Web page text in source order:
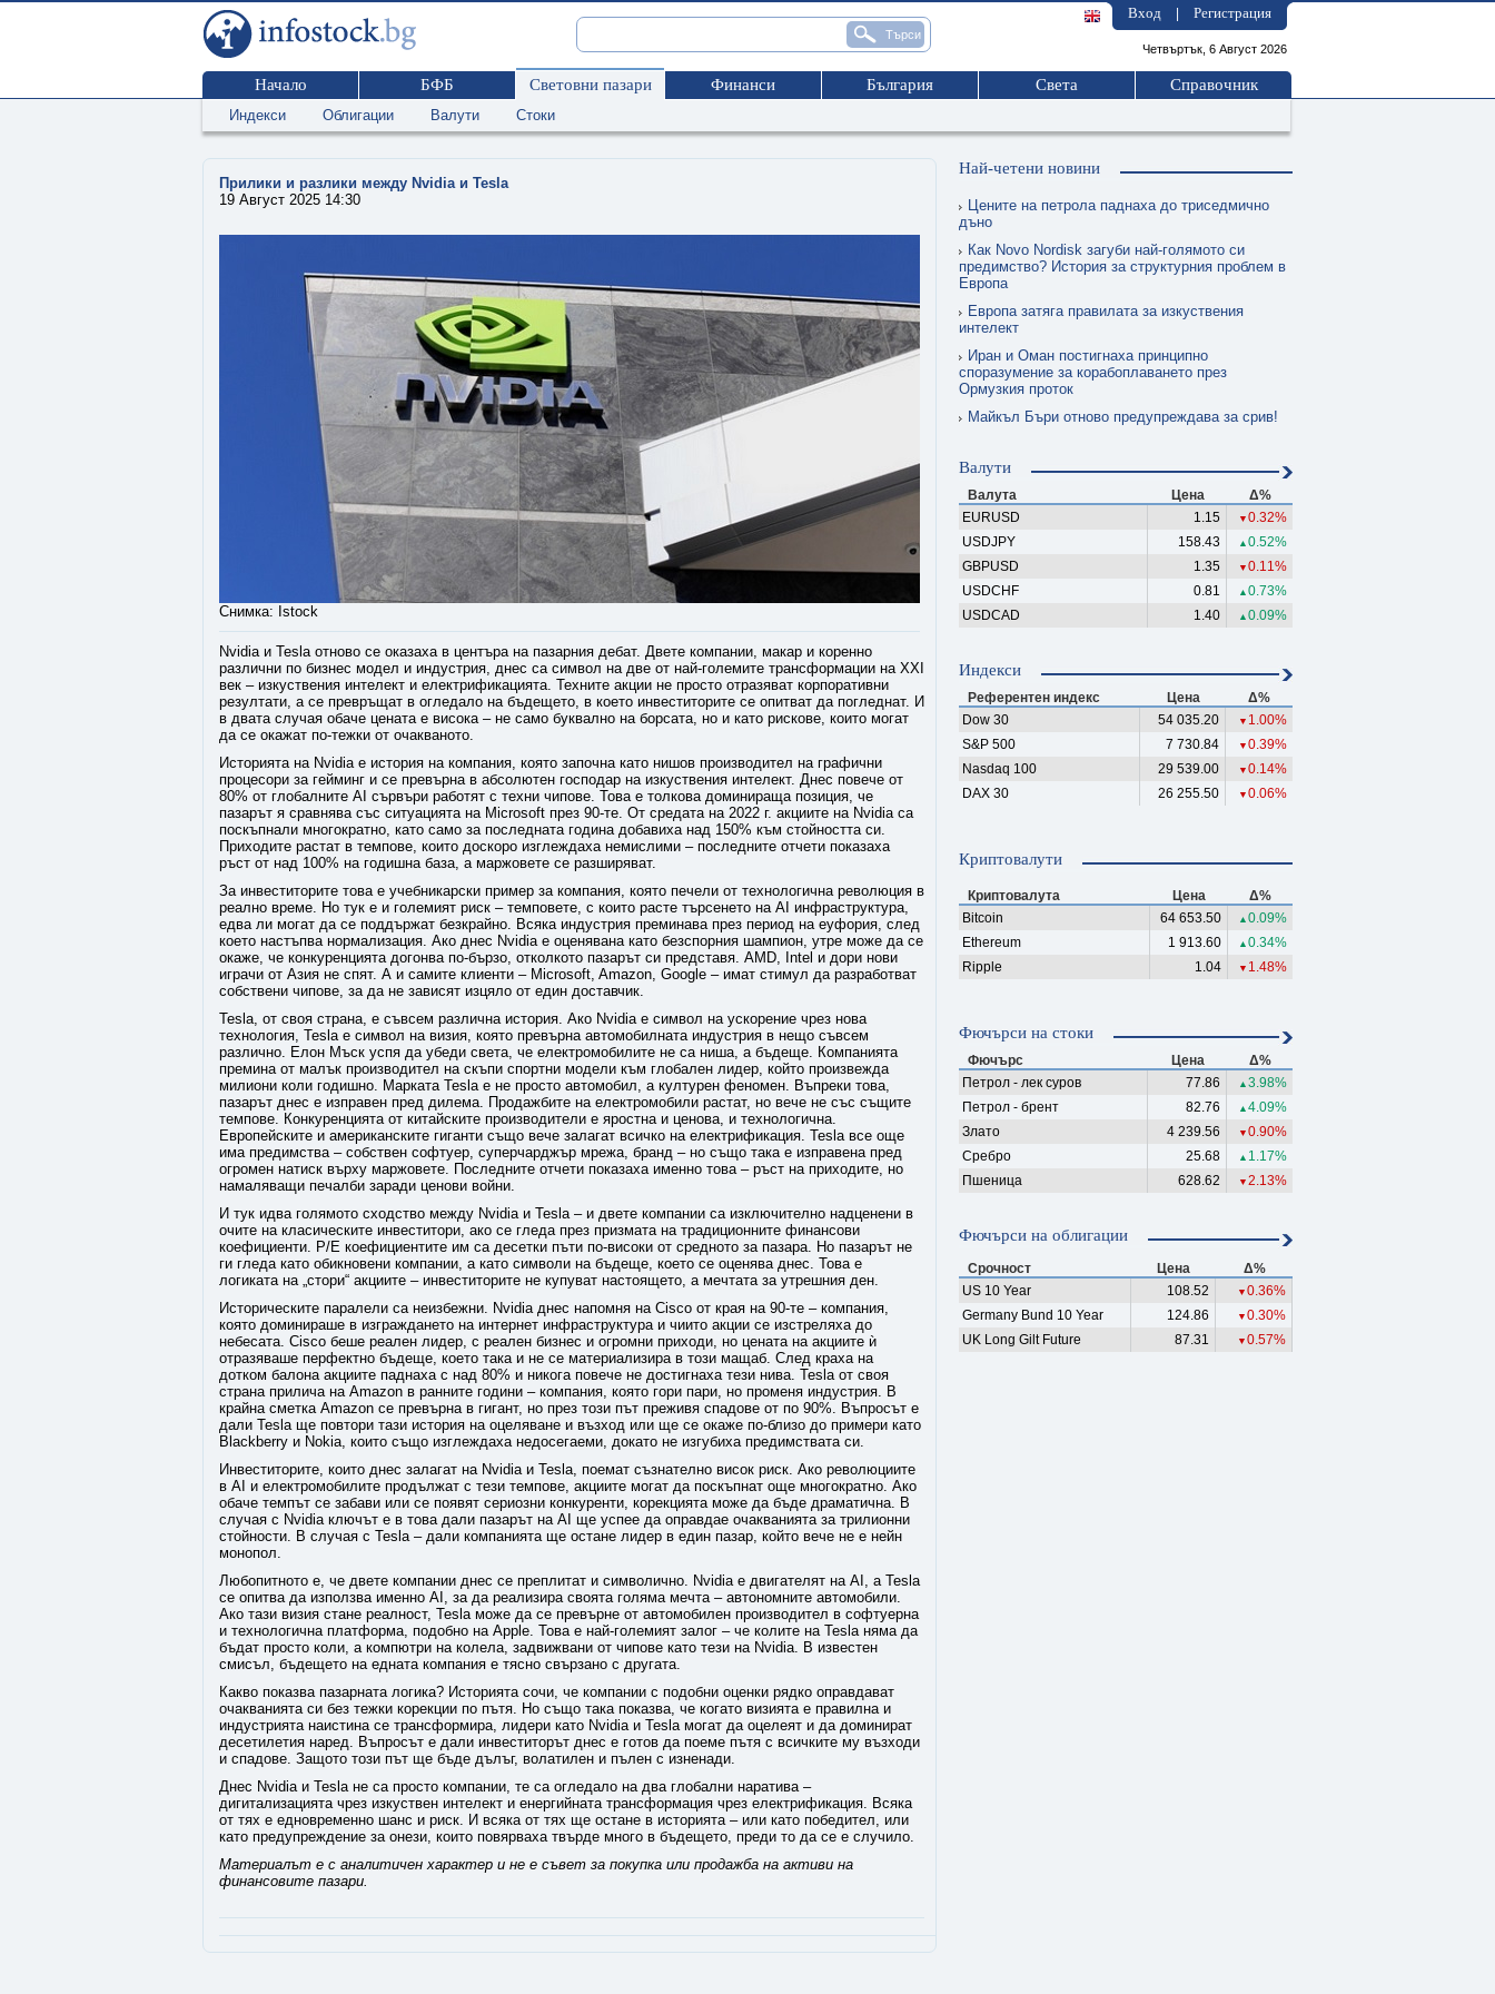
Вход Регистрация
Четвъртък, 6 Август 2026
Начало БФБ Световни пазари Финанси България Света Справочник
Индекси Облигации Валути Стоки
Прилики и разлики между Nvidia и Tesla
19 Август 2025 14:30
Снимка: Istock
Nvidia и Tesla отново се оказаха в центъра на пазарния дебат. Двете компании, макар и коренно
различни по бизнес модел и индустрия, днес са символ на две от най-големите трансформации на XXI
век – изкуствения интелект и електрификацията. Техните акции не просто отразяват корпоративни
резултати, а се превръщат в огледало на бъдещето, в което инвеститорите се опитват да погледнат. И
в двата случая обаче цената е висока – не само буквално на борсата, но и като рискове, които могат
да се окажат по-тежки от очакваното.
Историята на Nvidia е история на компания, която започна като нишов производител на графични
процесори за гейминг и се превърна в абсолютен господар на изкуствения интелект. Днес повече от
80% от глобалните AI сървъри работят с техни чипове. Това е толкова доминираща позиция, че
пазарът я сравнява със ситуацията на Microsoft през 90-те. От средата на 2022 г. акциите на Nvidia са
поскъпнали многократно, като само за последната година добавиха над 150% към стойността си.
Приходите растат в темпове, които доскоро изглеждаха немислими – последните отчети показаха
ръст от над 100% на годишна база, а маржовете се разширяват.
За инвеститорите това е учебникарски пример за компания, която печели от технологична революция в
реално време. Но тук е и големият риск – темповете, с които расте търсенето на AI инфраструктура,
едва ли могат да се поддържат безкрайно. Всяка индустрия преминава през период на еуфория, след
което настъпва нормализация. Ако днес Nvidia е оценявана като безспорния шампион, утре може да се
окаже, че конкуренцията догонва по-бързо, отколкото пазарът си представя. AMD, Intel и дори нови
играчи от Азия не спят. А и самите клиенти – Microsoft, Amazon, Google – имат стимул да разработват
собствени чипове, за да не зависят изцяло от един доставчик.
Tesla, от своя страна, е съвсем различна история. Ако Nvidia е символ на ускорение чрез нова
технология, Tesla е символ на визия, която превърна автомобилната индустрия в нещо съвсем
различно. Елон Мъск успя да убеди света, че електромобилите не са ниша, а бъдеще. Компанията
премина от малък производител на скъпи спортни модели към глобален лидер, който произвежда
милиони коли годишно. Марката Tesla е не просто автомобил, а културен феномен. Въпреки това,
пазарът днес е изправен пред дилема. Продажбите на електромобили растат, но вече не със същите
темпове. Конкуренцията от китайските производители е яростна и ценова, и технологична.
Европейските и американските гиганти също вече залагат всичко на електрификация. Tesla все още
има предимства – собствен софтуер, суперчарджър мрежа, бранд – но също така е изправена пред
огромен натиск върху маржовете. Последните отчети показаха именно това – ръст на приходите, но
намаляващи печалби заради ценови войни.
И тук идва голямото сходство между Nvidia и Tesla – и двете компании са изключително надценени в
очите на класическите инвеститори, ако се гледа през призмата на традиционните финансови
коефициенти. P/E коефициентите им са десетки пъти по-високи от средното за пазара. Но пазарът не
ги гледа като обикновени компании, а като символи на бъдеще, което се оценява днес. Това е
логиката на „стори“ акциите – инвеститорите не купуват настоящето, а мечтата за утрешния ден.
Историческите паралели са неизбежни. Nvidia днес напомня на Cisco от края на 90-те – компания,
която доминираше в изграждането на интернет инфраструктура и чиито акции се изстреляха до
небесата. Cisco беше реален лидер, с реален бизнес и огромни приходи, но цената на акциите ѝ
отразяваше перфектно бъдеще, което така и не се материализира в този мащаб. След краха на
дотком балона акциите паднаха с над 80% и никога повече не достигнаха тези нива. Tesla от своя
страна прилича на Amazon в ранните години – компания, която гори пари, но променя индустрия. В
крайна сметка Amazon се превърна в гигант, но през този път преживя спадове от по 90%. Въпросът е
дали Tesla ще повтори тази история на оцеляване и възход или ще се окаже по-близо до примери като
Blackberry и Nokia, които също изглеждаха недосегаеми, докато не изгубиха предимствата си.
Инвеститорите, които днес залагат на Nvidia и Tesla, поемат съзнателно висок риск. Ако революциите
в AI и електромобилите продължат с тези темпове, акциите могат да поскъпнат още многократно. Ако
обаче темпът се забави или се появят сериозни конкуренти, корекцията може да бъде драматична. В
случая с Nvidia ключът е в това дали пазарът на AI ще успее да оправдае очакванията за трилионни
стойности. В случая с Tesla – дали компанията ще остане лидер в един пазар, който вече не е нейн
монопол.
Любопитното е, че двете компании днес се преплитат и символично. Nvidia е двигателят на AI, а Tesla
се опитва да използва именно AI, за да реализира своята голяма мечта – автономните автомобили.
Ако тази визия стане реалност, Tesla може да се превърне от автомобилен производител в софтуерна
и технологична платформа, подобно на Apple. Това е най-големият залог – че колите на Tesla няма да
бъдат просто коли, а компютри на колела, задвижвани от чипове като тези на Nvidia. В известен
смисъл, бъдещето на едната компания е тясно свързано с другата.
Какво показва пазарната логика? Историята сочи, че компании с подобни оценки рядко оправдават
очакванията си без тежки корекции по пътя. Но също така показва, че когато визията е правилна и
индустрията наистина се трансформира, лидери като Nvidia и Tesla могат да оцелеят и да доминират
десетилетия наред. Въпросът е дали инвеститорът днес е готов да поеме пътя с всичките му възходи
и спадове. Защото този път ще бъде дълъг, волатилен и пълен с изненади.
Днес Nvidia и Tesla не са просто компании, те са огледало на два глобални наратива –
дигитализацията чрез изкуствен интелект и енергийната трансформация чрез електрификация. Всяка
от тях е едновременно шанс и риск. И всяка от тях ще остане в историята – или като победител, или
като предупреждение за онези, които повярваха твърде много в бъдещето, преди то да се е случило.
Материалът е с аналитичен характер и не е съвет за покупка или продажба на активи на
финансовите пазари.
Най-четени новини
Цените на петрола паднаха до триседмично
дъно
Как Novo Nordisk загуби най-голямото си
предимство? История за структурния проблем в
Европа
Европа затяга правилата за изкуствения
интелект
Иран и Оман постигнаха принципно
споразумение за корабоплаването през
Ормузкия проток
Майкъл Бъри отново предупреждава за срив!
Валути
Валута Цена
Δ%
EURUSD
1.15 ▼ 0.32%
USDJPY
158.43 ▲ 0.52%
GBPUSD
1.35 ▼ 0.11%
USDCHF
0.81 ▲ 0.73%
USDCAD
1.40 ▲ 0.09%
Индекси
Референтен индекс Цена
Δ%
Dow 30
54 035.20 ▼ 1.00%
S&P 500
7 730.84 ▼ 0.39%
Nasdaq 100
29 539.00 ▼ 0.14%
DAX 30
26 255.50 ▼ 0.06%
Криптовалути
Криптовалута Цена
Δ%
Bitcoin
64 653.50 ▲ 0.09%
Ethereum
1 913.60 ▲ 0.34%
Ripple
1.04 ▼ 1.48%
Фючърси на стоки
Фючърс Цена
Δ%
Петрол - лек суров
77.86 ▲ 3.98%
Петрол - брент
82.76 ▲ 4.09%
Злато
4 239.56 ▼ 0.90%
Сребро
25.68 ▲ 1.17%
Пшеница
628.62 ▼ 2.13%
Фючърси на облигации
Срочност Цена
Δ%
US 10 Year
108.52 ▼ 0.36%
Germany Bund 10 Year
124.86 ▼ 0.30%
UK Long Gilt Future
87.31 ▼ 0.57%